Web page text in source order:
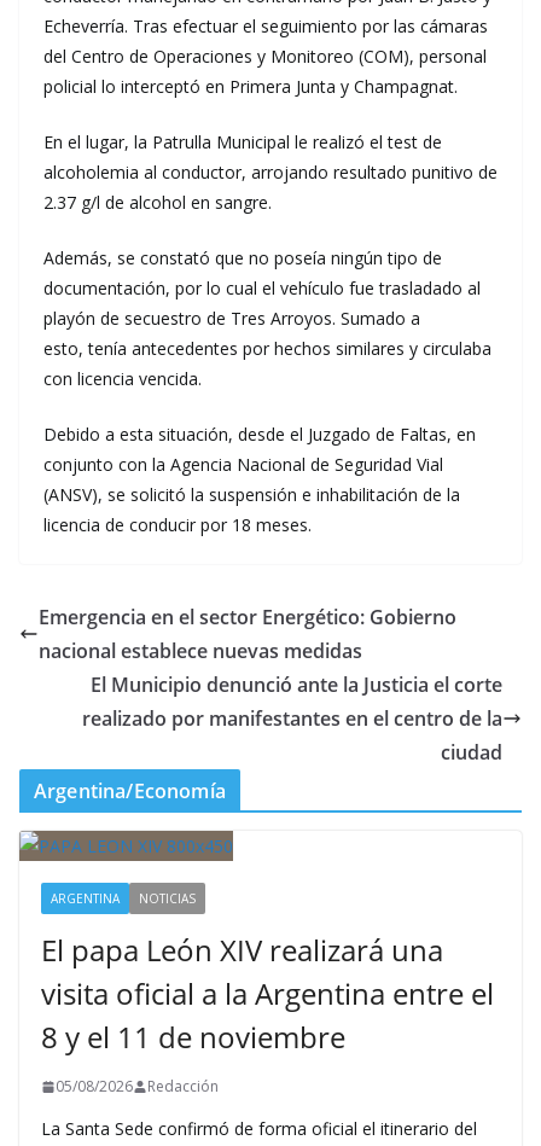
Echeverría. Tras efectuar el seguimiento por las cámaras
del Centro de Operaciones y Monitoreo (COM), personal
policial lo interceptó en Primera Junta y Champagnat.
En el lugar, la Patrulla Municipal le realizó el test de
alcoholemia al conductor, arrojando resultado punitivo de
2.37 g/l de alcohol en sangre.
Además, se constató que no poseía ningún tipo de
documentación, por lo cual el vehículo fue trasladado al
playón de secuestro de Tres Arroyos. Sumado a
esto, tenía antecedentes por hechos similares y circulaba
con licencia vencida.
Debido a esta situación, desde el Juzgado de Faltas, en
conjunto con la Agencia Nacional de Seguridad Vial
(ANSV), se solicitó la suspensión e inhabilitación de la
licencia de conducir por 18 meses.
Emergencia en el sector Energético: Gobierno
nacional establece nuevas medidas
El Municipio denunció ante la Justicia el corte
realizado por manifestantes en el centro de la
ciudad
Argentina/Economía
ARGENTINA NOTICIAS
El papa León XIV realizará una
visita oficial a la Argentina entre el
8 y el 11 de noviembre
05/08/2026 Redacción
La Santa Sede confirmó de forma oficial el itinerario del